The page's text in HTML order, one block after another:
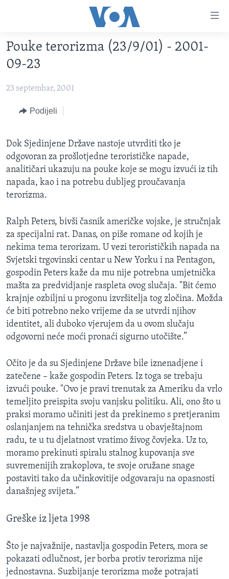
glavni
sadržaj
na
navigaciju
na
pretragu
FOTOGRAFIJE DANA
VIJESTI
BOSNA I HERCEGOVINA
SVIJET
SPECIJALNI PROJEKTI
KORUPCIJA
SLOBODA MEDIJA
IZBJEGLIČKA STRANA
MAGAZIN
O GLASU AMERIKE
Learning English
PRATITE NAS
Jezici
Pouke terorizma (23/9/01) - 2001-
09-23
23 septembar, 2001
Podijeli
Dok Sjedinjene Države nastoje utvrditi tko je
odgovoran za prošlotjedne terorističke napade,
analitičari ukazuju na pouke koje se mogu izvući iz tih
napada, kao i na potrebu dubljeg proučavanja
terorizma.
Ralph Peters, bivši časnik američke vojske, je stručnjak
za specijalni rat. Danas, on piše romane od kojih je
nekima tema terorizam. U vezi terorističkih napada na
Svjetski trgovinski centar u New Yorku i na Pentagon,
gospodin Peters kaže da mu nije potrebna umjetnička
mašta za predvidjanje raspleta ovog slučaja. "Bit ćemo
krajnje ozbiljni u progonu izvršitelja tog zločina. Možda
će biti potrebno neko vrijeme da se utvrdi njihov
identitet, ali duboko vjerujem da u ovom slučaju
odgovorni neće moći pronaći sigurno utočište.”
Očito je da su Sjedinjene Države bile iznenadjene i
zatečene – kaže gospodin Peters. Iz toga se trebaju
izvući pouke. "Ovo je pravi trenutak za Ameriku da vrlo
temeljito preispita svoju vanjsku politiku. Ali, ono što u
praksi moramo učiniti jest da prekinemo s pretjeranim
oslanjanjem na tehnička sredstva u obavještajnom
radu, te u tu djelatnost vratimo živog čovjeka. Uz to,
moramo prekinuti spiralu stalnog kupovanja sve
suvremenijih zrakoplova, te svoje oružane snage
postaviti tako da učinkovitije odgovaraju na opasnosti
današnjeg svijeta.”
Greške iz ljeta 1998
Što je najvažnije, nastavlja gospodin Peters, mora se
pokazati odlučnost, jer borba protiv terorizma nije
jednostavna. Suzbijanje terorizma može potrajati